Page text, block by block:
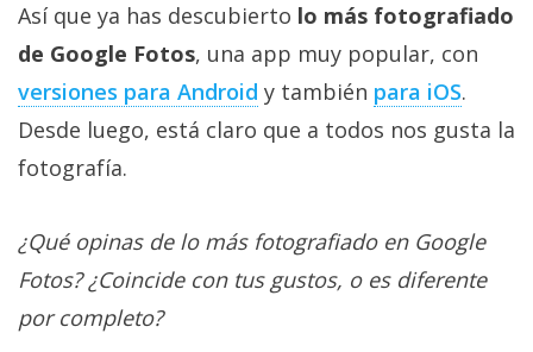
Así que ya has descubierto lo más fotografiado
de Google Fotos, una app muy popular, con
versiones para Android y también para iOS.
Desde luego, está claro que a todos nos gusta la
fotografía.
¿Qué opinas de lo más fotografiado en Google
Fotos? ¿Coincide con tus gustos, o es diferente
por completo?